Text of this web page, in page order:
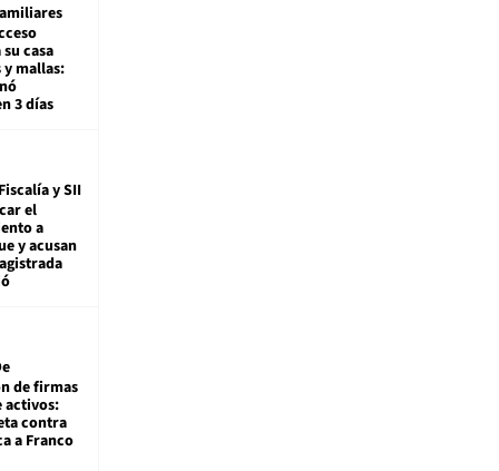
casa
mallas:
3 días
Fiscalía y SII
el
a
y acusan
de firmas
activos:
contra
a Franco